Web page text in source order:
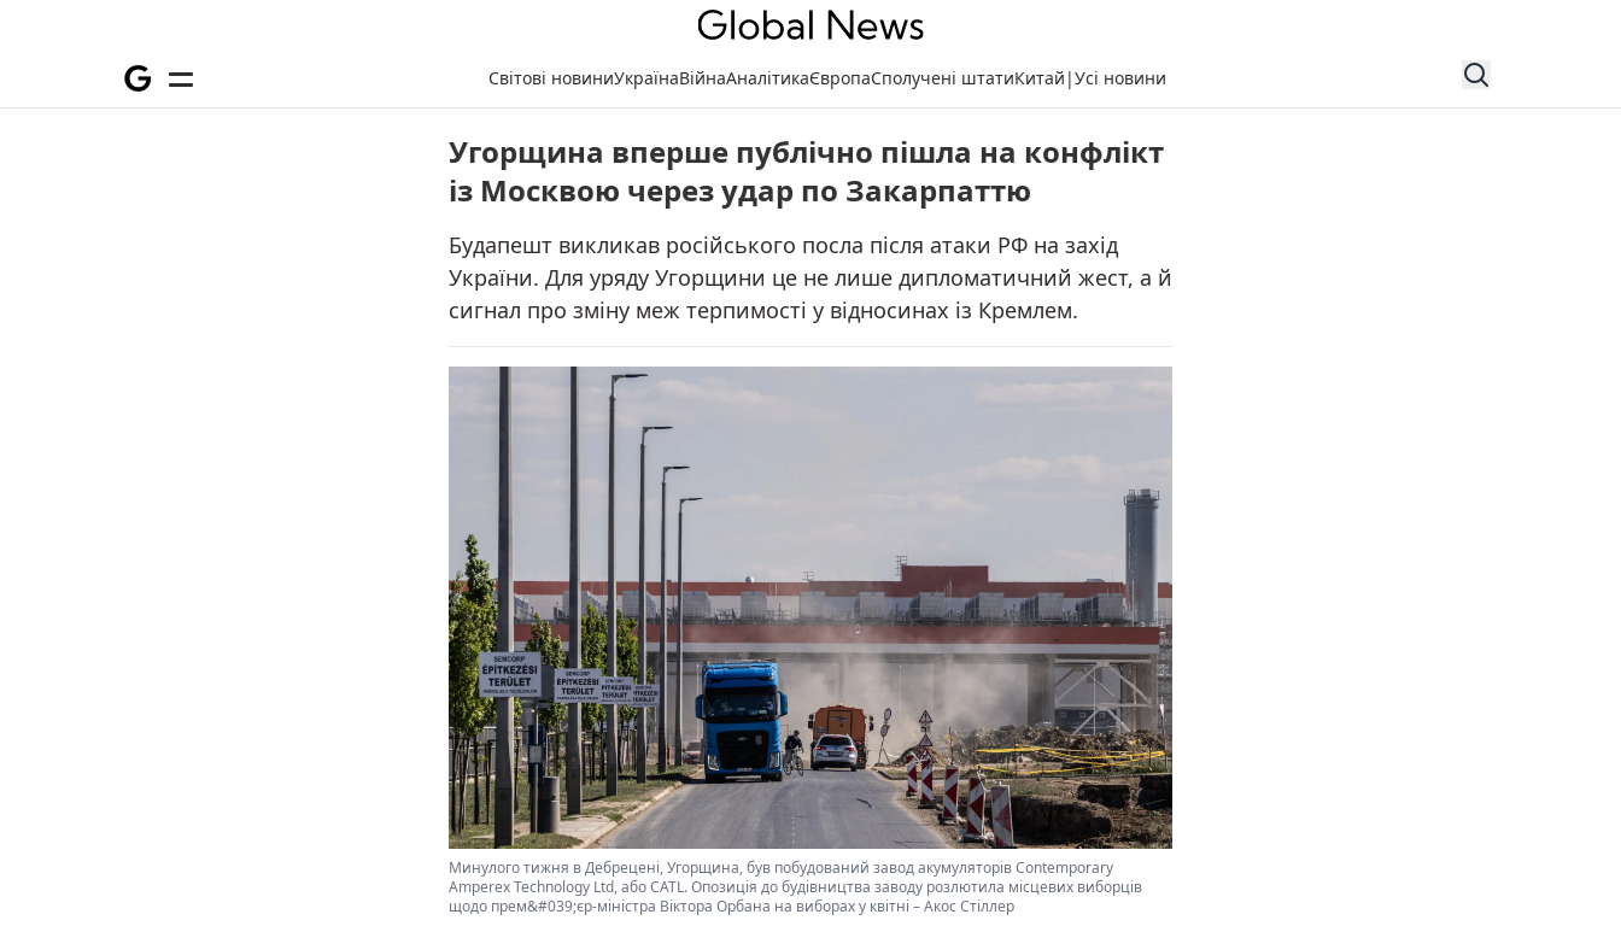
Світові новиниУкраїнаВійнаАналітикаЄвропаСполучені штатиКитай |Усі новини
Угорщина вперше публічно пішла на конфлікт
із Москвою через удар по Закарпаттю
Будапешт викликав російського посла після атаки РФ на захід
України. Для уряду Угорщини це не лише дипломатичний жест, а й
сигнал про зміну меж терпимості у відносинах із Кремлем.
Минулого тижня в Дебрецені, Угорщина, був побудований завод акумуляторів Contemporary
Amperex Technology Ltd, або CATL. Опозиція до будівництва заводу розлютила місцевих виборців
щодо прем&#039;єр-міністра Віктора Орбана на виборах у квітні –Акос Стіллер